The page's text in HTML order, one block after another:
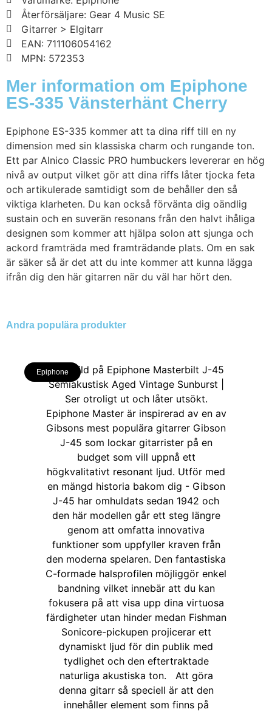
Återförsäljare: Gear 4 Music SE
Gitarrer > Elgitarr
EAN: 711106054162
MPN: 572353
Mer information om Epiphone
ES-335 Vänsterhänt Cherry
Epiphone ES-335 kommer att ta dina riff till en ny
dimension med sin klassiska charm och rungande ton.
Ett par Alnico Classic PRO humbuckers levererar en hög
nivå av output vilket gör att dina riffs låter tjocka feta
och artikulerade samtidigt som de behåller den så
viktiga klarheten. Du kan också förvänta dig oändlig
sustain och en suverän resonans från den halvt ihåliga
designen som kommer att hjälpa solon att sjunga och
ackord framträda med framträdande plats. Om en sak
är säker så är det att du inte kommer att kunna lägga
ifrån dig den här gitarren när du väl har hört den.
Andra populära produkter
Epiphone